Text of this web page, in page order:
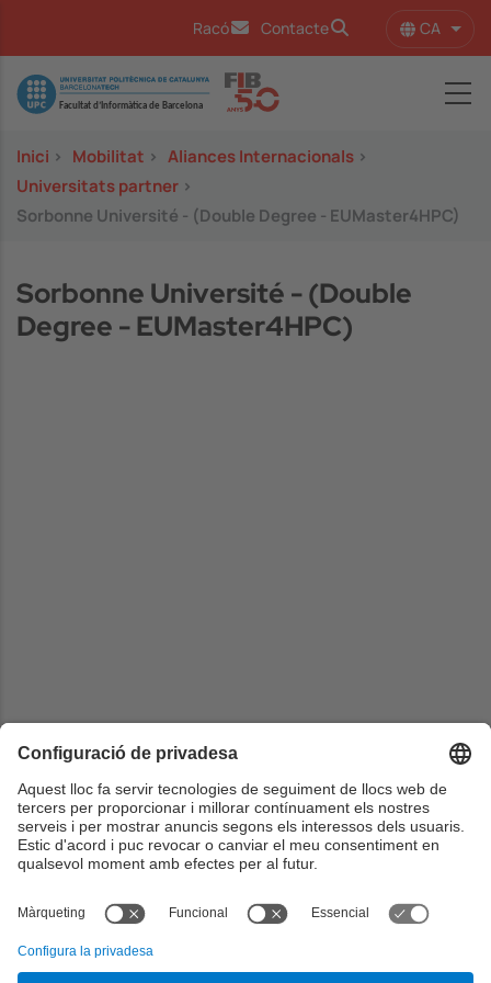
Racó Contacte CA
Image
Inici > Mobilitat > Aliances Internacionals >
Universitats partner >
Sorbonne Université - (Double Degree - EUMaster4HPC)
Sorbonne Université - (Double
Degree - EUMaster4HPC)
Universitat
Sorbonne Université - (Double Degree - EUMaster4HPC)
País
França
Web